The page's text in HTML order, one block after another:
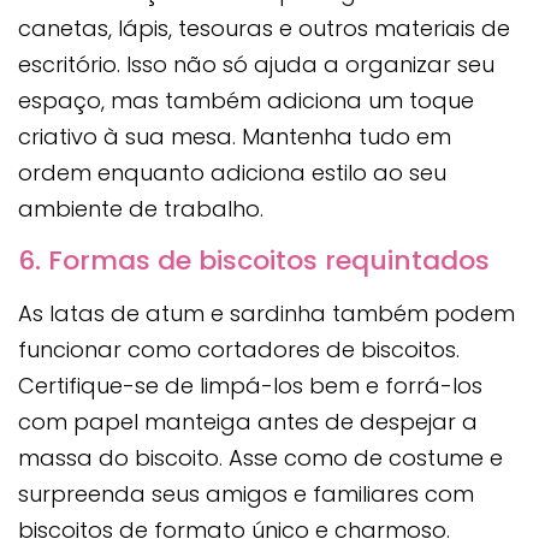
canetas, lápis, tesouras e outros materiais de
escritório. Isso não só ajuda a organizar seu
espaço, mas também adiciona um toque
criativo à sua mesa. Mantenha tudo em
ordem enquanto adiciona estilo ao seu
ambiente de trabalho.
6. Formas de biscoitos requintados
As latas de atum e sardinha também podem
funcionar como cortadores de biscoitos.
Certifique-se de limpá-los bem e forrá-los
com papel manteiga antes de despejar a
massa do biscoito. Asse como de costume e
surpreenda seus amigos e familiares com
biscoitos de formato único e charmoso.